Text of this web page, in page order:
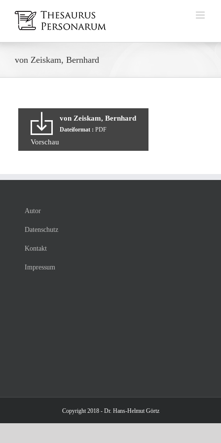
Inhalt
springen
von Zeiskam, Bernhard
von Zeiskam, Bernhard
Dateiformat : PDF
Vorschau
Autor
Datenschutz
Kontakt
Impressum
Copyright 2018 - Dr. Hans-Helmut Görtz